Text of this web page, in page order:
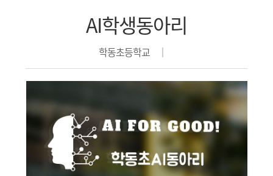
AI학생동아리
학동초등학교 │